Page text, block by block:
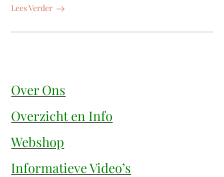
Lees Verder
Over Ons
Overzicht en Info
Webshop
Informatieve Video’s